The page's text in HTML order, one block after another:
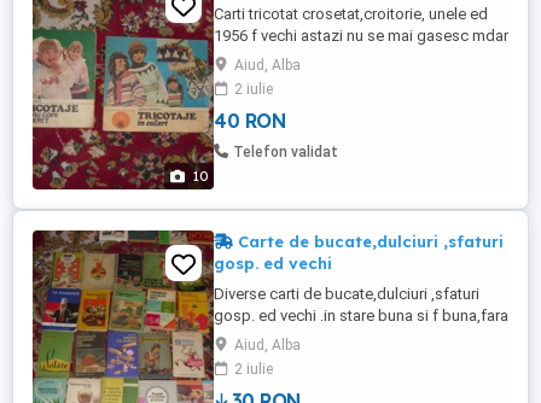
10
Carti tricotat crosetat,croitorie, unele ed
1956 f vechi astazi nu se mai gasesc mdar
intacte cu toate paginile,Altele mai
moderne ,f bune ,pret 40- 80 lei buc. ,pt
colet 34 lei transp se achita in avans
Aiud, Alba
2 iulie
40 RON
Telefon validat
Carte de bucate,dulciuri ,sfaturi
gosp. ed vechi
Diverse carti de bucate,dulciuri ,sfaturi
gosp. ed vechi .in stare buna si f buna,fara
pagini lipsa ed inchise .deosebit de utile
.Pret intre 30-45 lei buc pt colet pretul
transp 34 lei se achita in avans
Aiud, Alba
2 iulie